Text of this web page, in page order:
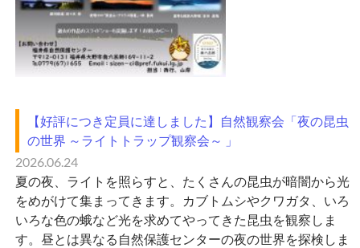
【好評につき定員に達しました】自然観察会「夜の昆虫
の世界 ～ライトトラップ観察会～ 」
2026.06.24
夏の夜、ライトを照らすと、たくさんの昆虫が暗闇から光
をめがけて集まってきます。カブトムシやクワガタ、いろ
いろな色の蛾など光を求めてやってきた昆虫を観察しま
す。昼とは異なる自然保護センターの夜の世界を探検しま